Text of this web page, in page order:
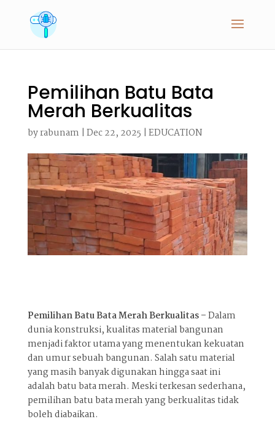
Pemilihan Batu Bata
Merah Berkualitas
byrabunam | Dec 22, 2025 | EDUCATION
Pemilihan Batu Bata Merah Berkualitas –Dalam
dunia konstruksi, kualitas material bangunan
menjadi faktor utama yang menentukan kekuatan
dan umur sebuah bangunan. Salah satu material
yang masih banyak digunakan hingga saat ini
adalah batu bata merah. Meski terkesan sederhana,
pemilihan batu bata merah yang berkualitas tidak
boleh diabaikan.